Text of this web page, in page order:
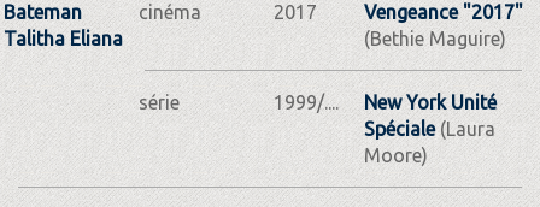
Bateman
Talitha Eliana
cinéma 2017
Vengeance "2017"
(Bethie Maguire)
série 1999/....
New York Unité
Spéciale(Laura
Moore)